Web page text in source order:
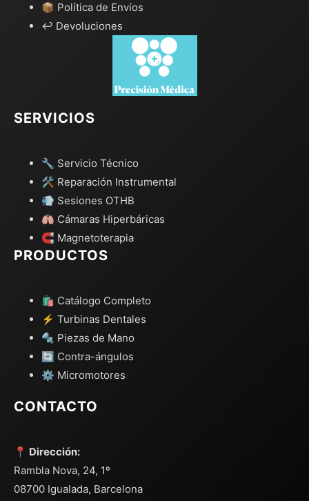
📦 Política de Envíos
↩️ Devoluciones
SERVICIOS
🔧 Servicio Técnico
🛠️ Reparación Instrumental
💨 Sesiones OTHB
🫁 Cámaras Hiperbáricas
🧲 Magnetoterapia
PRODUCTOS
🛍️ Catálogo Completo
⚡ Turbinas Dentales
🔩 Piezas de Mano
🔄 Contra-ángulos
⚙️ Micromotores
CONTACTO
📍 Dirección:
Rambla Nova, 24, 1º
08700 Igualada, Barcelona